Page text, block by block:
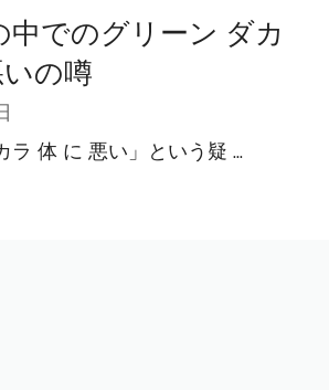
中でのグリーン ダカ
の噂
ラ 体 に 悪い」という疑 ...